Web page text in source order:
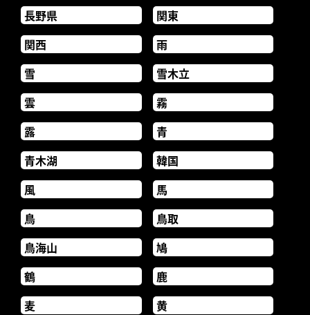
長野県
関東
関西
雨
雪
雪木立
雲
霧
露
青
青木湖
韓国
風
馬
鳥
鳥取
鳥海山
鳩
鶴
鹿
麦
黄